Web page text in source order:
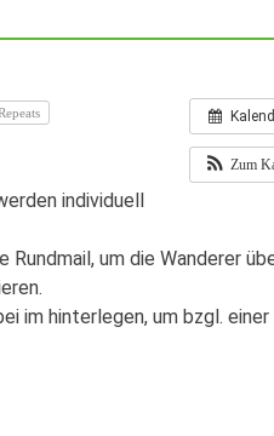
Zum
individuell
um die Wanderer
im hinterlegen, um bzgl.